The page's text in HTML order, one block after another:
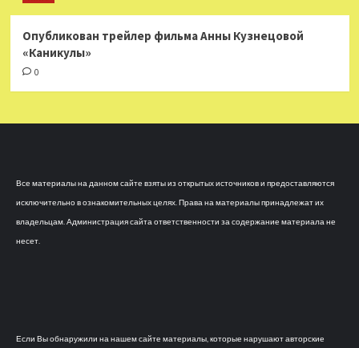
Опубликован трейлер фильма Анны Кузнецовой
«Каникулы»
0
Все материалы на данном сайте взяты из открытых источников и предоставляются
исключительно в ознакомительных целях. Права на материалы принадлежат их
владельцам. Администрация сайта ответственности за содержание материала не
несет.
Если Вы обнаружили на нашем сайте материалы, которые нарушают авторские